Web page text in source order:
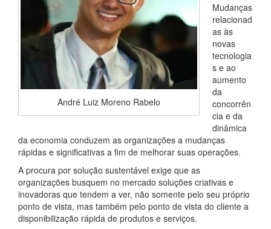
André Luiz Moreno Rabelo
Mudanças
relacionad
as às
novas
tecnologia
s e ao
aumento
da
concorrên
cia e da
dinâmica
da economia conduzem as organizações a mudanças
rápidas e significativas a fim de melhorar suas operações.
A procura por solução sustentável exige que as
organizações busquem no mercado soluções criativas e
inovadoras que tendem a ver, não somente pelo seu próprio
ponto de vista, mas também pelo ponto de vista do cliente a
disponibilização rápida de produtos e serviços.